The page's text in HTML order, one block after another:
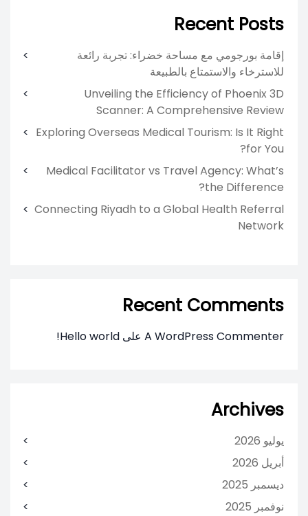
Recent Posts
إقامة بورجومي مع مساحة خضراء: تجربة رائعة
للاسترخاء والاستمتاع بالطبيعة
Unveiling the Efficiency of Phoenix 3D
Scanner: A Comprehensive Review
Exploring Overseas Medical Tourism: Is It Right
for You?
Medical Facilitator vs Travel Agency: What’s
the Difference?
Connecting Riyadh to a Global Health Referral
Network
Recent Comments
A WordPress Commenter على Hello world!
Archives
يوليو 2026
أبريل 2026
ديسمبر 2025
نوفمبر 2025